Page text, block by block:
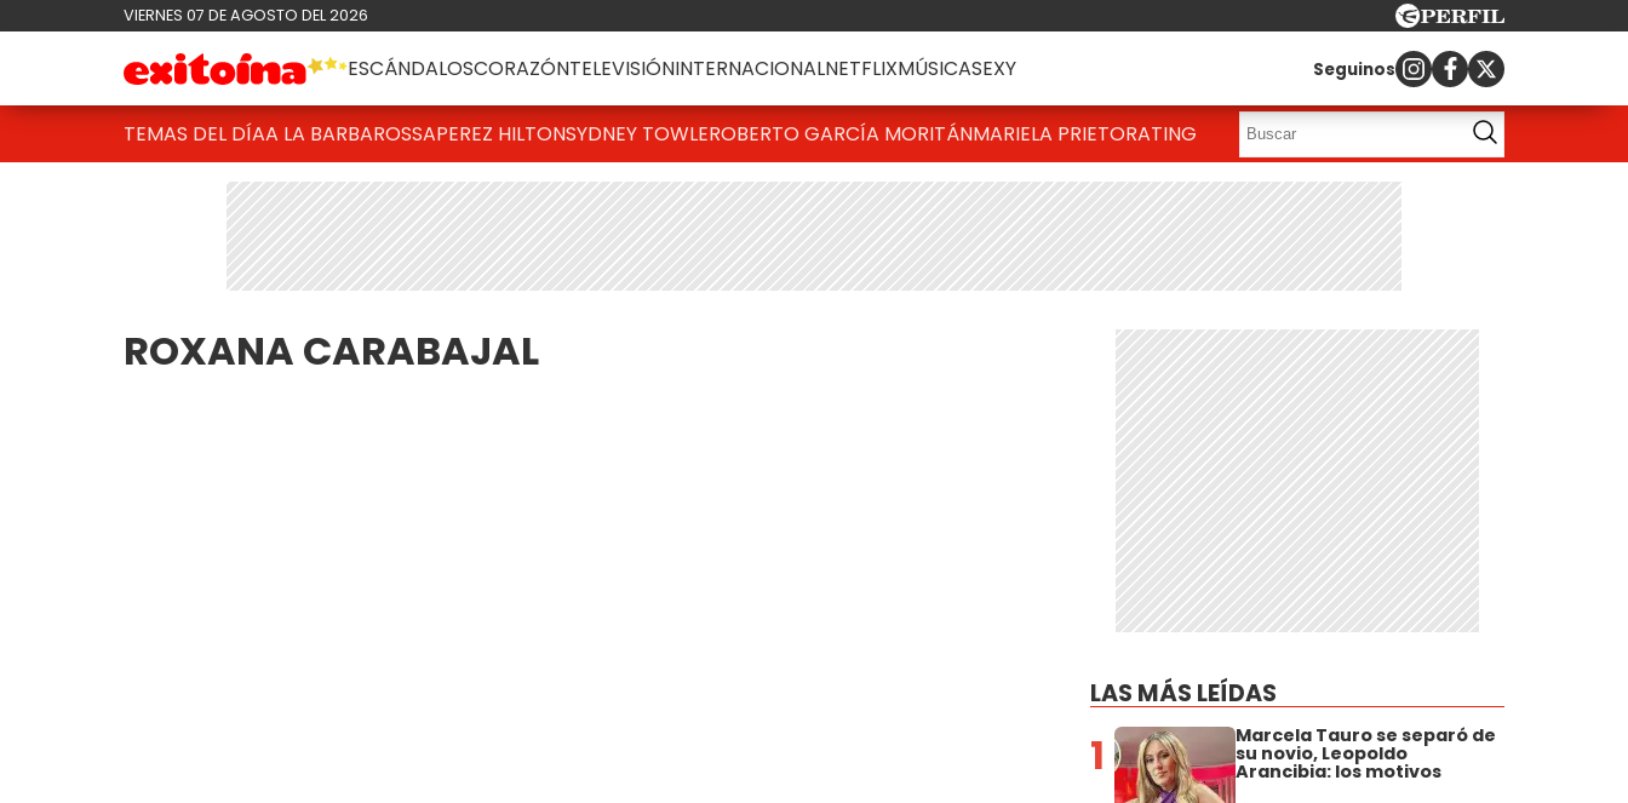
VIERNES 07 DE AGOSTO DEL 2026
ESCÁNDALOSCORAZÓNTELEVISIÓNINTERNACIONALNETFLIXMÚSICASEXY Seguinos
TEMAS DEL DÍAA LA BARBAROSSAPEREZ HILTONSYDNEY TOWLEROBERTO GARCÍA MORITÁNMARIELA PRIETORATING
ROXANA CARABAJAL
LAS MÁS LEÍDAS
1 Marcela Tauro se separó de
su novio, Leopoldo
Arancibia: los motivos